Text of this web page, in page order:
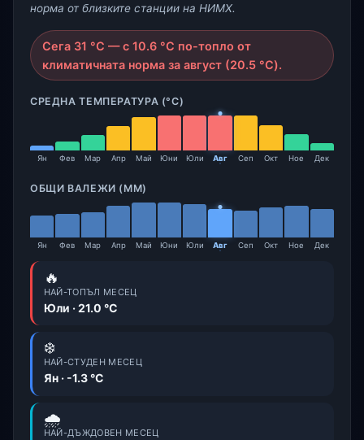
норма от близките станции на НИМХ.
Сега 31 °C — с 10.6 °C по-топло от
климатичната норма за август (20.5 °C).
СРЕДНА ТЕМПЕРАТУРА (°C)
Ян Фев Мар Апр Май Юни Юли Авг Сеп Окт Ное Дек
ОБЩИ ВАЛЕЖИ (ММ)
Ян Фев Мар Апр Май Юни Юли Авг Сеп Окт Ное Дек
🔥
НАЙ-ТОПЪЛ МЕСЕЦ
Юли · 21.0 °C
❄️
НАЙ-СТУДЕН МЕСЕЦ
Ян · -1.3 °C
🌧️
НАЙ-ДЪЖДОВЕН МЕСЕЦ